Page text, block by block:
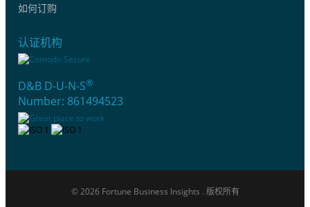
如何订购
认证机构
D&B D-U-N-S®
Number: 861494523
© 2026 Fortune Business Insights . 版权所有